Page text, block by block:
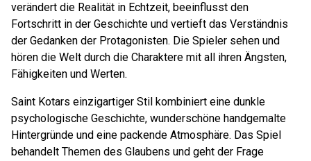
verändert die Realität in Echtzeit, beeinflusst den
Fortschritt in der Geschichte und vertieft das Verständnis
der Gedanken der Protagonisten. Die Spieler sehen und
hören die Welt durch die Charaktere mit all ihren Ängsten,
Fähigkeiten und Werten.
Saint Kotars einzigartiger Stil kombiniert eine dunkle
psychologische Geschichte, wunderschöne handgemalte
Hintergründe und eine packende Atmosphäre. Das Spiel
behandelt Themen des Glaubens und geht der Frage